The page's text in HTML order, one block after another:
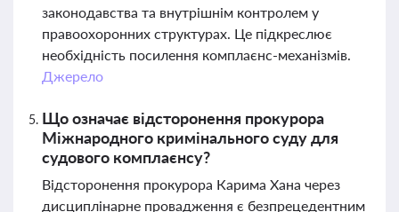
законодавства та внутрішнім контролем у
правоохоронних структурах. Це підкреслює
необхідність посилення комплаєнс-механізмів.
Джерело
Що означає відсторонення прокурора
Міжнародного кримінального суду для
судового комплаєнсу?
Відсторонення прокурора Карима Хана через
дисциплінарне провадження є безпрецедентним